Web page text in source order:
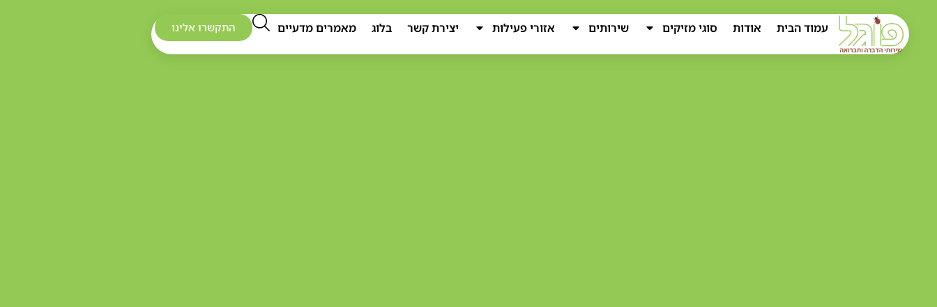
עמוד הבית אודות סוגי מזיקים שירותים אזורי פעילות יצירת קשר בלוג מאמרים מדעיים התקשרו אלינו